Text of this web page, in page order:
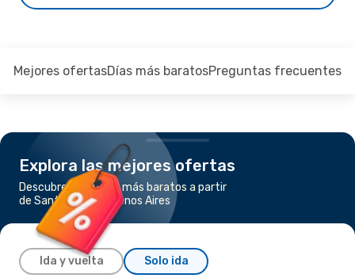
Mejores ofertasDías más baratosPreguntas frecuentes
Explora las mejores ofertas
Descubre los vuelos más baratos a partir
de Santa Rosa a Buenos Aires
Ida y vuelta Solo ida